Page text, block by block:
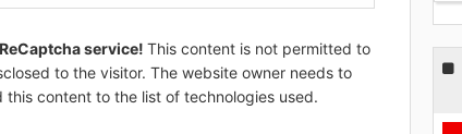
service! This content is not permitted to
to the visitor. The website owner needs to
content to the list of technologies used.